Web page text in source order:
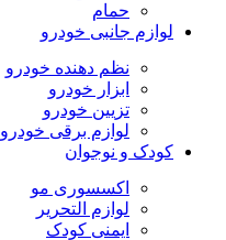
حمام
لوازم جانبی خودرو
نظم دهنده خودرو
ابزار خودرو
تزیین خودرو
لوازم برقی خودرو
کودک و نوجوان
اکسسوری مو
لوازم التحریر
ایمنی کودک